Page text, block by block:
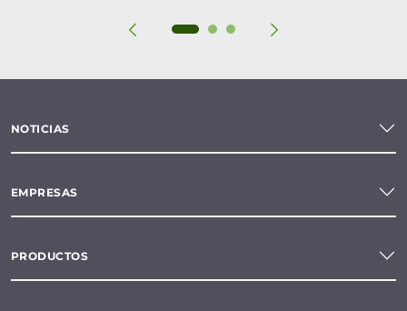
NOTICIAS
EMPRESAS
PRODUCTOS